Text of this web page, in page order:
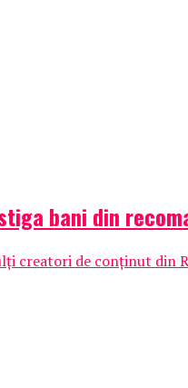
bani din
creatori de conținut din